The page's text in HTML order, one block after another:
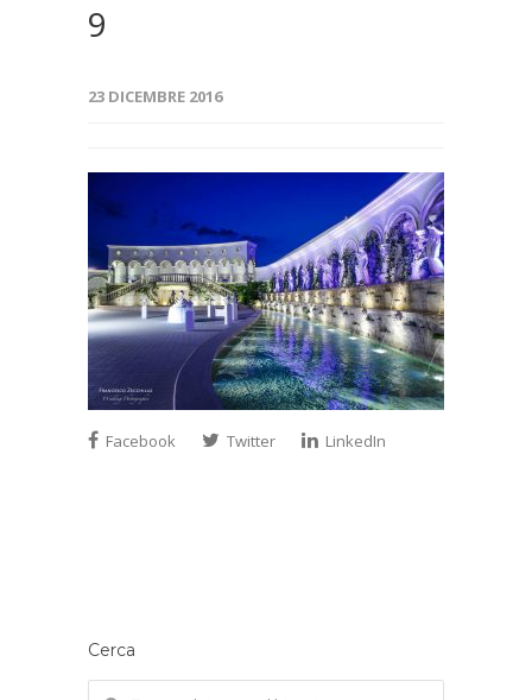
9
23 DICEMBRE 2016
Facebook Twitter LinkedIn
Cerca